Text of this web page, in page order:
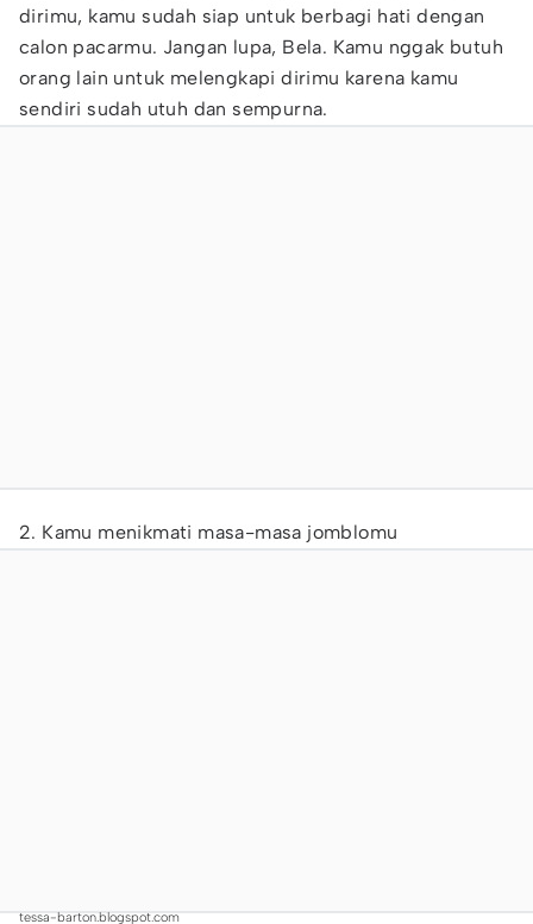
dirimu, kamu sudah siap untuk berbagi hati dengan
calon pacarmu. Jangan lupa, Bela. Kamu nggak butuh
orang lain untuk melengkapi dirimu karena kamu
sendiri sudah utuh dan sempurna.
2. Kamu menikmati masa-masa jomblomu
tessa-barton.blogspot.com